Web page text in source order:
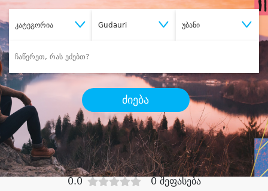
კატეგორია Gudauri უბანი
ძიება
შეიძინესასურველი მომსახურება
დიდი დანაზოგით
0.0 0 შეფასება